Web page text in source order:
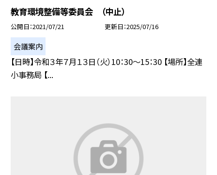
教育環境整備等委員会 （中止）
公開日 2021/07/21 更新日 2025/07/16
会議案内
【日時】令和３年７月１３日（火）10：30〜15：30 【場所】全連
小事務局 【...